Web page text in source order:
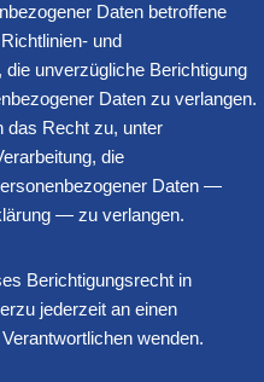
Daten betroffene
und
unverzügliche Berichtigung
Daten zu verlangen.
das Recht zu, unter
die
Daten —
— zu verlangen.
Berichtigungsrecht in
jederzeit an einen
wenden.